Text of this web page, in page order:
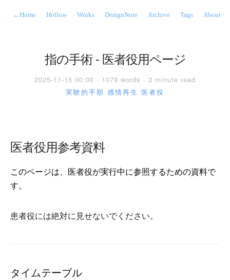
←Home Hollow Works DesignNote Archive Tags About
指の手術 - 医者役用ページ
2025-11-15 00:00 · 1079 words · 3 minute read
実験的手順 感情再生 医者役
医者役用参考資料
このページは、医者役が実行中に参照するための資料で
す。
患者役には絶対に見せないでください。
タイムテーブル